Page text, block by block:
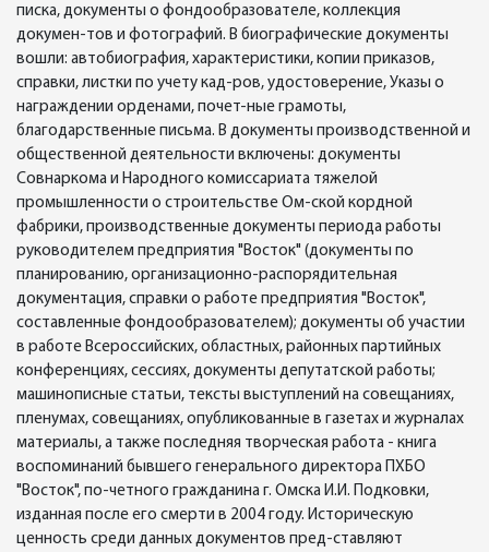
писка, документы о фондообразователе, коллекция
докумен-тов и фотографий. В биографические документы
вошли: автобиография, характеристики, копии приказов,
справки, листки по учету кад-ров, удостоверение, Указы о
награждении орденами, почет-ные грамоты,
благодарственные письма. В документы производственной и
общественной деятельности включены: документы
Совнаркома и Народного комиссариата тяжелой
промышленности о строительстве Ом-ской кордной
фабрики, производственные документы периода работы
руководителем предприятия "Восток" (документы по
планированию, организационно-распорядительная
документация, справки о работе предприятия "Восток",
составленные фондообразователем); документы об участии
в работе Всероссийских, областных, районных партийных
конференциях, сессиях, документы депутатской работы;
машинописные статьи, тексты выступлений на совещаниях,
пленумах, совещаниях, опубликованные в газетах и журналах
материалы, а также последняя творческая работа - книга
воспоминаний бывшего генерального директора ПХБО
"Восток", по-четного гражданина г. Омска И.И. Подковки,
изданная после его смерти в 2004 году. Историческую
ценность среди данных документов пред-ставляют